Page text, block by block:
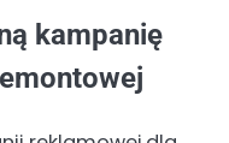
kampanię